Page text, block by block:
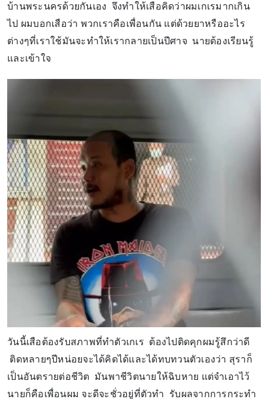
บ้านพระนครด้วยกันเอง จึงทำให้เสือคิดว่าผมเกเรมากเกิน
ไป ผมบอกเสือว่า พวกเราคือเพื่อนกัน แต่ด้วยยาหรืออะไร
ต่างๆที่เราใช้มันจะทำให้เรากลายเป็นปีศาจ นายต้องเรียนรู้
และเข้าใจ
วันนี้เสือต้องรับสภาพที่ทำตัวเกเร ต้องไปติดคุกผมรู้สึกว่าดี
ติดหลายๆปีหน่อยจะได้คิดได้และได้ทบทวนตัวเองว่า สุราก็
เป็นอันตรายต่อชีวิต มันพาชีวิตนายให้ฉิบหาย แต่จำเอาไว้
นายก็คือเพื่อนผม จะดีจะชั่วอยู่ที่ตัวทำ รับผลจากการกระทำ